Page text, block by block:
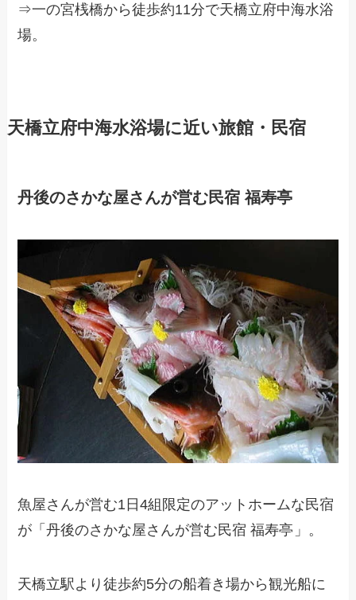
⇒一の宮桟橋から徒歩約11分で天橋立府中海水浴
場。
天橋立府中海水浴場に近い旅館・民宿
丹後のさかな屋さんが営む民宿 福寿亭
魚屋さんが営む1日4組限定のアットホームな民宿
が「丹後のさかな屋さんが営む民宿 福寿亭 」。
天橋立駅より徒歩約5分の船着き場から観光船に